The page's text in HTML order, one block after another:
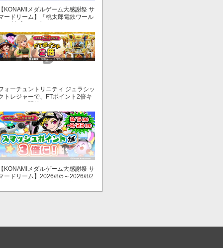
KONAMIメダルゲーム大感謝祭 サ
ードリーム】「桃太郎電鉄ワール
～地球もメダルもまわってる！
」でマイル獲得数が2倍！
ォーチュントリニティ ジュラシッ
トレジャーで、FTポイント2倍キ
ンペーン開始！
KONAMIメダルゲーム大感謝祭 サ
ードリーム】2026/8/5～2026/8/2
スマッシュポイントが３倍に！